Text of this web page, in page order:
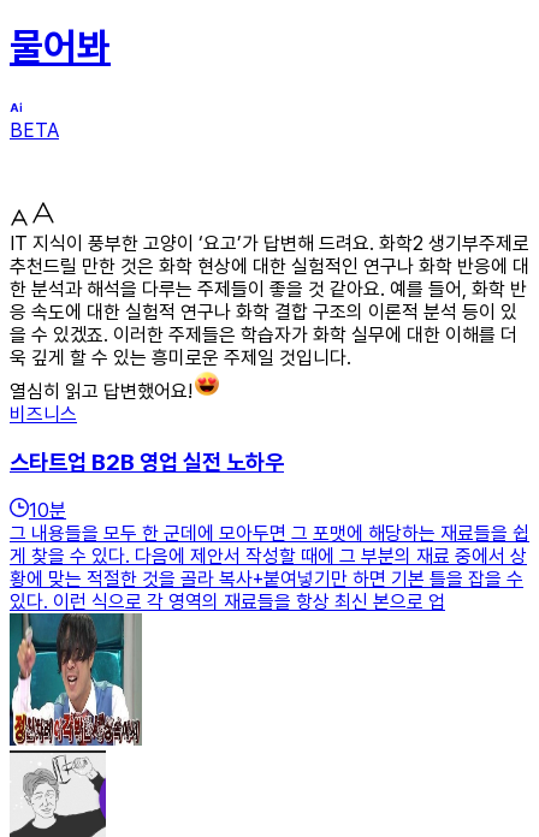
물어봐
BETA
IT 지식이 풍부한 고양이 ‘요고’가 답변해 드려요. 화학2 생기부주제로
추천드릴 만한 것은 화학 현상에 대한 실험적인 연구나 화학 반응에 대
한 분석과 해석을 다루는 주제들이 좋을 것 같아요. 예를 들어, 화학 반
응 속도에 대한 실험적 연구나 화학 결합 구조의 이론적 분석 등이 있
을 수 있겠죠. 이러한 주제들은 학습자가 화학 실무에 대한 이해를 더
욱 깊게 할 수 있는 흥미로운 주제일 것입니다.
열심히 읽고 답변했어요!
비즈니스
스타트업 B2B 영업 실전 노하우
10분
그 내용들을 모두 한 군데에 모아두면 그 포맷에 해당하는 재료들을 쉽
게 찾을 수 있다. 다음에 제안서 작성할 때에 그 부분의 재료 중에서 상
황에 맞는 적절한 것을 골라 복사+붙여넣기만 하면 기본 틀을 잡을 수
있다. 이런 식으로 각 영역의 재료들을 항상 최신 본으로 업